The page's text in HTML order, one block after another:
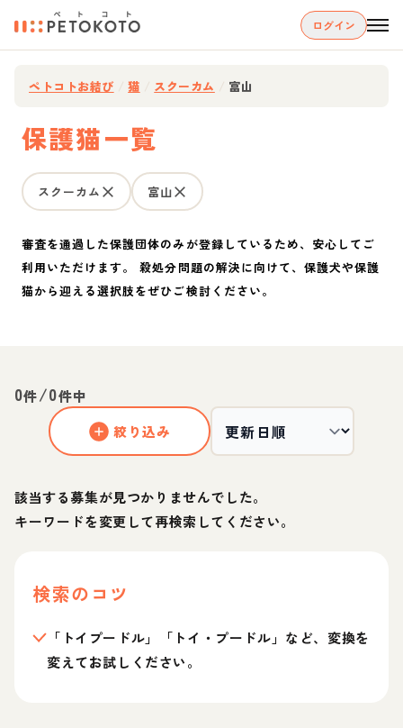
ログイン
ペトコトお結び 猫 スクーカム 富山
保護猫一覧
スクーカム 富山
審査を通過した保護団体のみが登録しているため、安心してご
利用いただけます。 殺処分問題の解決に向けて、保護犬や保護
猫から迎える選択肢をぜひご検討ください。
0件/0件中
絞り込み
該当する募集が見つかりませんでした。
キーワードを変更して再検索してください。
検索のコツ
「トイプードル」「トイ・プードル」など、変換を
変えてお試しください。